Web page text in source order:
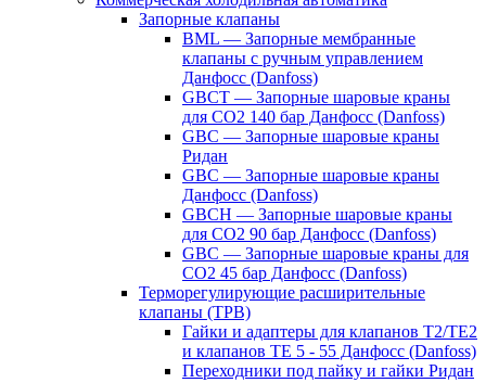
Запорные клапаны
BML — Запорные мембранные
клапаны с ручным управлением
Данфосс (Danfoss)
GBCT — Запорные шаровые краны
для CO2 140 бар Данфосс (Danfoss)
GBC — Запорные шаровые краны
Ридан
GBC — Запорные шаровые краны
Данфосс (Danfoss)
GBCH — Запорные шаровые краны
для CO2 90 бар Данфосс (Danfoss)
GBC — Запорные шаровые краны для
CO2 45 бар Данфосс (Danfoss)
Терморегулирующие расширительные
клапаны (ТРВ)
Гайки и адаптеры для клапанов T2/TE2
и клапанов TE 5 - 55 Данфосс (Danfoss)
Переходники под пайку и гайки Ридан